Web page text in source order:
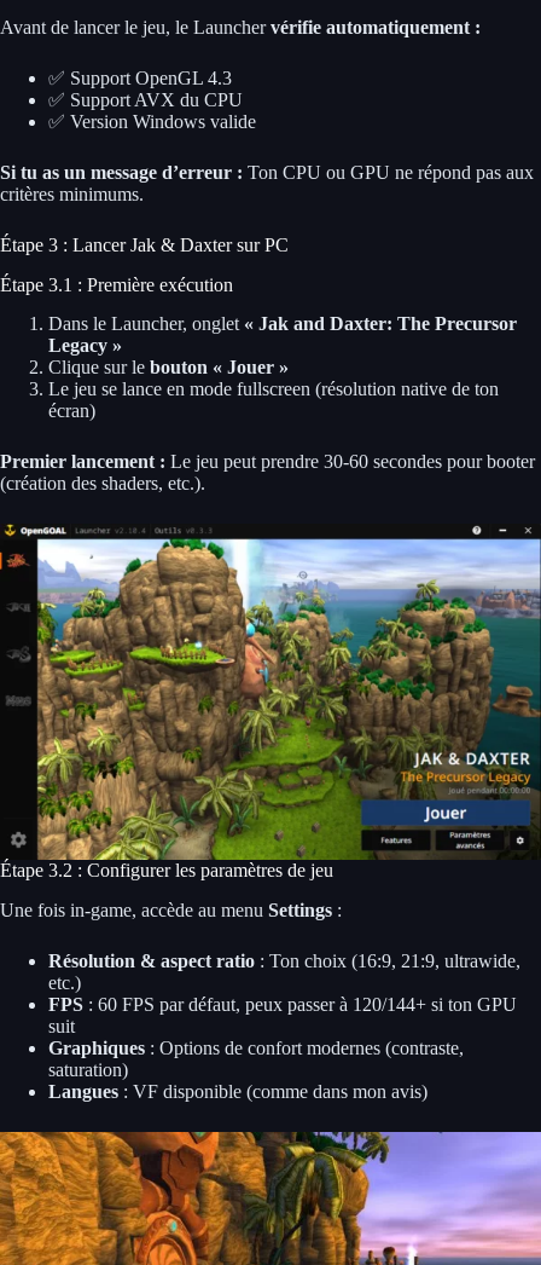
Avant de lancer le jeu, le Launchervérifie automatiquement :
✅ Support OpenGL 4.3
✅ Support AVX du CPU
✅ Version Windows valide
Si tu as un message d’erreur : Ton CPU ou GPU ne répond pas aux
critères minimums.
Étape 3 : Lancer Jak & Daxter sur PC
Étape 3.1 : Première exécution
Dans le Launcher, onglet « Jak and Daxter: The Precursor
Legacy »
Clique sur le bouton « Jouer »
Le jeu se lance en mode fullscreen (résolution native de ton
écran)
Premier lancement : Le jeu peut prendre 30-60 secondes pour booter
(création des shaders, etc.).
Étape 3.2 : Configurer les paramètres de jeu
Une fois in-game, accède au menu Settings :
Résolution & aspect ratio : Ton choix (16:9, 21:9, ultrawide,
etc.)
FPS : 60 FPS par défaut, peux passer à 120/144+ si ton GPU
suit
Graphiques : Options de confort modernes (contraste,
saturation)
Langues : VF disponible (comme dans mon avis)